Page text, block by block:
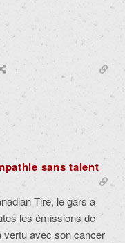
sans talent
Tire, le gars a
les émissions de
vertu avec son cancer